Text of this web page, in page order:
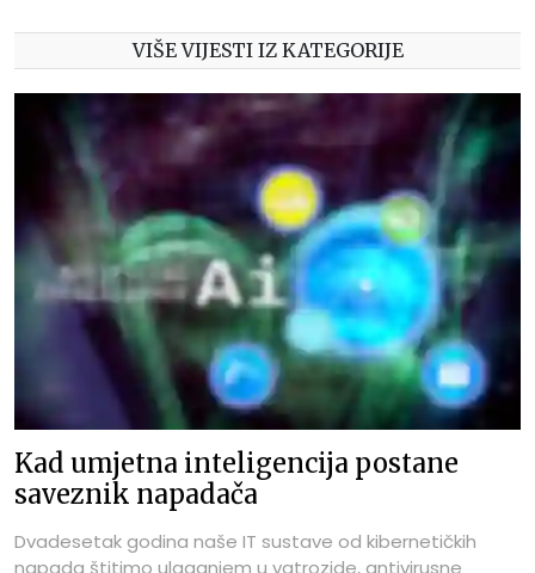
VIŠE VIJESTI IZ KATEGORIJE
Kad umjetna inteligencija postane
saveznik napadača
Dvadesetak godina naše IT sustave od kibernetičkih
napada štitimo ulaganjem u vatrozide, antivirusne